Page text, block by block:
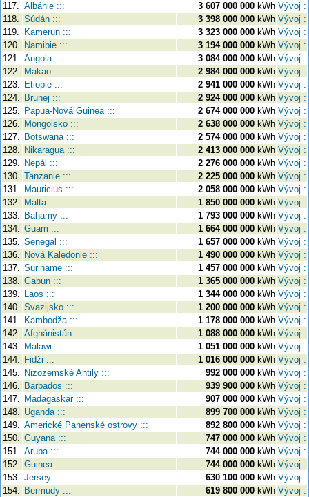
117. Albánie ::: 3 607 000 000 kWh Vývoj :
118. Súdán ::: 3 398 000 000 kWh Vývoj :
119.
Kamerun ::: 3 323 000 000 kWh Vývoj :
120. Namibie ::: 3 194 000 000 kWh Vývoj :
121. Angola ::: 3 084 000 000 kWh Vývoj :
122. Makao ::: 2 984 000 000 kWh Vývoj :
123. Etiopie ::: 2 941 000 000 kWh Vývoj :
124. Brunej ::: 2 924 000 000 kWh Vývoj :
125. Papua-Nová Guinea ::: 2 674 000 000 kWh Vývoj :
126. Mongolsko ::: 2 638 000 000 kWh Vývoj :
127. Botswana ::: 2 574 000 000 kWh Vývoj :
128. Nikaragua ::: 2 413 000 000 kWh Vývoj :
129. Nepál ::: 2 276 000 000 kWh Vývoj :
130. Tanzanie ::: 2 225 000 000 kWh Vývoj :
131. Mauricius ::: 2 058 000 000 kWh Vývoj :
132. Malta ::: 1 850 000 000 kWh Vývoj :
133. Bahamy ::: 1 793 000 000 kWh Vývoj :
134. Guam ::: 1 664 000 000 kWh Vývoj :
135. Senegal ::: 1 657 000 000 kWh Vývoj :
136. Nová Kaledonie ::: 1 490 000 000 kWh Vývoj :
137. Suriname ::: 1 457 000 000 kWh Vývoj :
138. Gabun ::: 1 365 000 000 kWh Vývoj :
139. Laos ::: 1 344 000 000 kWh Vývoj :
140. Svazijsko ::: 1 200 000 000 kWh Vývoj :
141. Kambodža ::: 1 178 000 000 kWh Vývoj :
142. Afghánistán ::: 1 088 000 000 kWh Vývoj :
143. Malawi ::: 1 051 000 000 kWh Vývoj :
144. Fidži ::: 1 016 000 000 kWh Vývoj :
145. Nizozemské Antily ::: 992 000 000 kWh Vývoj :
146. Barbados ::: 939 900 000 kWh Vývoj :
147. Madagaskar ::: 907 000 000 kWh Vývoj :
148. Uganda ::: 899 700 000 kWh Vývoj :
149. Americké Panenské ostrovy ::: 892 800 000 kWh Vývoj :
150. Guyana ::: 747 000 000 kWh Vývoj :
151. Aruba ::: 744 000 000 kWh Vývoj :
152. Guinea ::: 744 000 000 kWh Vývoj :
153. Jersey ::: 630 100 000 kWh Vývoj :
154. Bermudy ::: 619 800 000 kWh Vývoj :